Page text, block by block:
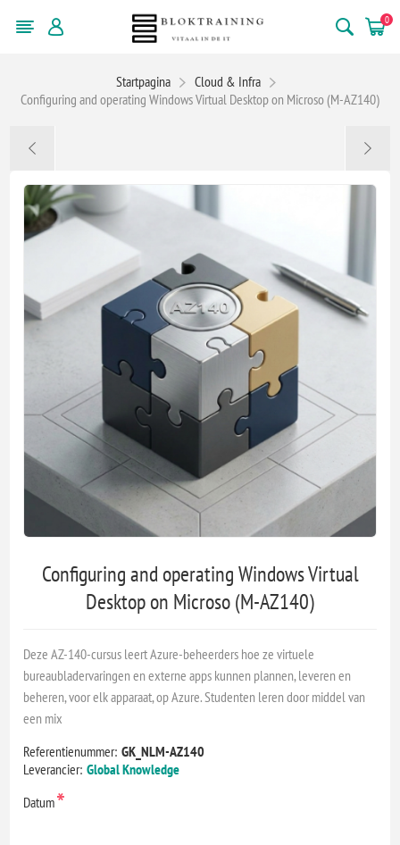
0
Startpagina
Cloud & Infra
Configuring and operating Windows Virtual Desktop on Microso (M-AZ140)
Configuring and operating Windows Virtual
Desktop on Microso (M-AZ140)
Deze AZ-140-cursus leert Azure-beheerders hoe ze virtuele
bureaubladervaringen en externe apps kunnen plannen, leveren en
beheren, voor elk apparaat, op Azure. Studenten leren door middel van
een mix
Referentienummer: GK_NLM-AZ140
Leverancier: Global Knowledge
Datum*